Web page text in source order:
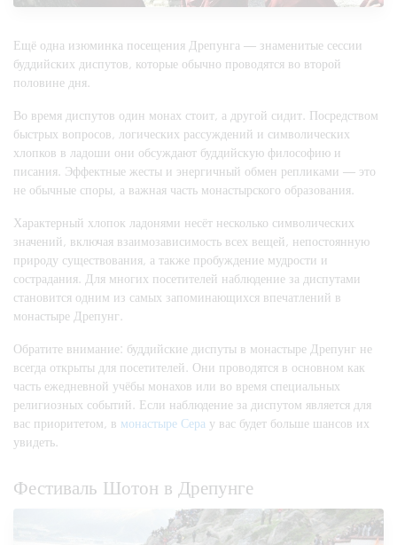
Ещё одна изюминка посещения Дрепунга — знаменитые сессии
буддийских диспутов, которые обычно проводятся во второй
половине дня.
Во время диспутов один монах стоит, а другой сидит. Посредством
быстрых вопросов, логических рассуждений и символических
хлопков в ладоши они обсуждают буддийскую философию и
писания. Эффектные жесты и энергичный обмен репликами — это
не обычные споры, а важная часть монастырского образования.
Характерный хлопок ладонями несёт несколько символических
значений, включая взаимозависимость всех вещей, непостоянную
природу существования, а также пробуждение мудрости и
сострадания. Для многих посетителей наблюдение за диспутами
становится одним из самых запоминающихся впечатлений в
монастыре Дрепунг.
Обратите внимание: буддийские диспуты в монастыре Дрепунг не
всегда открыты для посетителей. Они проводятся в основном как
часть ежедневной учёбы монахов или во время специальных
религиозных событий. Если наблюдение за диспутом является для
вас приоритетом, в монастыре Сера у вас будет больше шансов их
увидеть.
Фестиваль Шотон в Дрепунге